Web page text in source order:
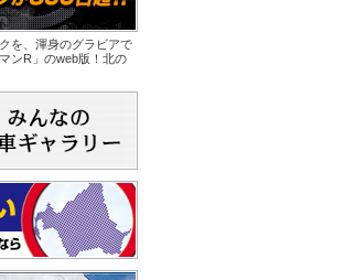
を、渾身のグラビアで
ンR」のweb版！北の